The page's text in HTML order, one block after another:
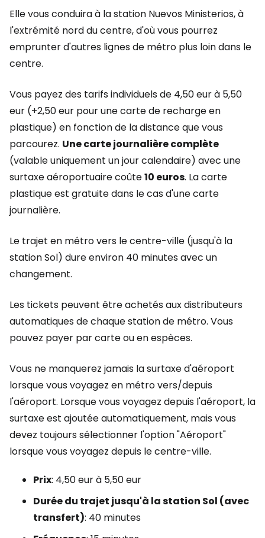
Elle vous conduira à la station Nuevos Ministerios, à
l'extrémité nord du centre, d'où vous pourrez
emprunter d'autres lignes de métro plus loin dans le
centre.
Vous payez des tarifs individuels de 4,50 eur à 5,50
eur (+2,50 eur pour une carte de recharge en
plastique) en fonction de la distance que vous
parcourez. Une carte journalière complète
(valable uniquement un jour calendaire) avec une
surtaxe aéroportuaire coûte10 euros. La carte
plastique est gratuite dans le cas d'une carte
journalière.
Le trajet en métro vers le centre-ville (jusqu'à la
station Sol) dure environ 40 minutes avec un
changement.
Les tickets peuvent être achetés aux distributeurs
automatiques de chaque station de métro. Vous
pouvez payer par carte ou en espèces.
Vous ne manquerez jamais la surtaxe d'aéroport
lorsque vous voyagez en métro vers/depuis
l'aéroport. Lorsque vous voyagez depuis l'aéroport, la
surtaxe est ajoutée automatiquement, mais vous
devez toujours sélectionner l'option "Aéroport"
lorsque vous voyagez depuis le centre-ville.
Prix: 4,50 eur à 5,50 eur
Durée du trajet jusqu'à la station Sol (avec
transfert): 40 minutes